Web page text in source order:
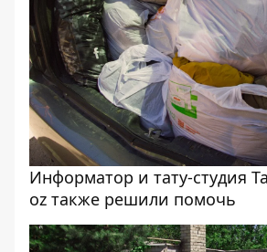
Информатор и тату-студия
oz также решили помочь